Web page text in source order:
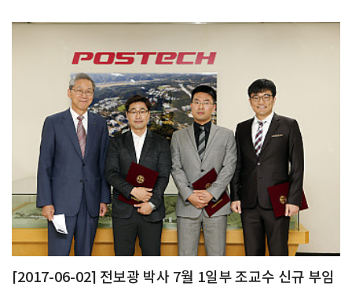
은 1988년부터 35년간 포스텍에서 학생들을 지도하였으며 함수해석학
의 연구성과를 이뤘다.또한 2024년 1월22일(월) ~26일(금)까지 포스텍
IBS 건물 301호에서 대학원생을 포함하여 국내외 연구원과 교수들이 격
의 없이 토론할 수 있는 개방학교인 제19회 일주수학학교가 개최된다.
[2017-06-02] 전보광 박사 7월 1일부 조교수 신규 부임